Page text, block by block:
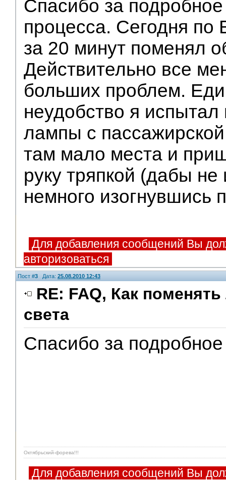
Спасибо за
процесса. Сегодня по
за 20 минут поменял
Действительно все
больших проблем.
неудобство я
лампы с
там мало места и
руку тряпкой (дабы не
немного изогнувшись
Для добавления сообщений Вы
авторизоваться
Пост #3 Дата: 25.08.2010 12:43
RE: FAQ, Как
света
Спасибо за
Октябрьский-форева!!!
Для добавления сообщений Вы